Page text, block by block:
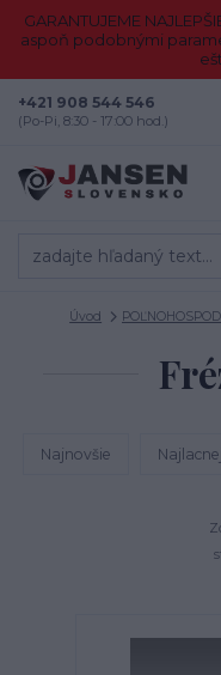
GARANTUJEME
aspoň podobnými
+421 908 544 546
(Po-Pi, 8:30 - 17:00 hod.)
Úvod
Najnovšie